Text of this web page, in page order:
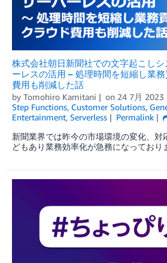
株式会社朝日新聞社での文字起こし
ーレスの活用 – 処理時間を短縮し業
費用も削減した話
by Tomohiro Kamitani on 24 7月 2023
Step Functions, Customer Solutions,
Entertainment, Serverless Permalink
新聞業界では昨今の市場環境の変化、対
どもあり業務効率化が急務になってお